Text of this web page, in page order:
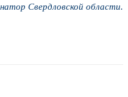
Свердловской области.